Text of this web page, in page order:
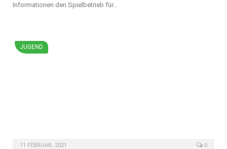
Informationen den Spielbetrieb für…
JUGEND
11 FEBRUAR, 2021 0